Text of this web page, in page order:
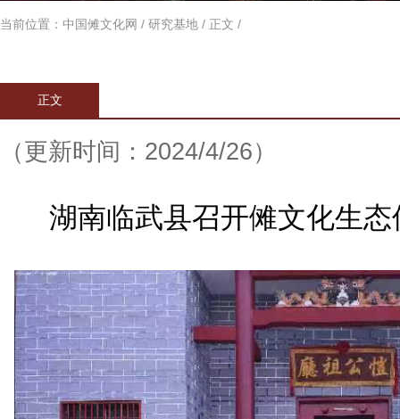
当前位置： 中国傩文化网 / 研究基地 / 正文 /
正文
（更新时间：2024/4/26）
湖南临武县召开傩文化生